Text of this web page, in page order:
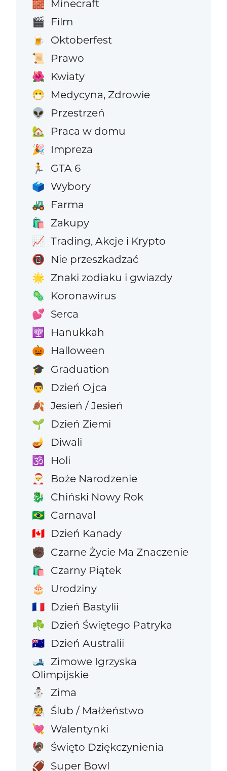
🧱 Minecraft
🎬 Film
🍺 Oktoberfest
📜 Prawo
🌺 Kwiaty
😷 Medycyna, Zdrowie
👽 Przestrzeń
🏡 Praca w domu
🎉 Impreza
🏃 GTA 6
🗳️ Wybory
🚜 Farma
🛍️ Zakupy
📈 Trading, Akcje i Krypto
📵 Nie przeszkadzać
🌟 Znaki zodiaku i gwiazdy
🦠 Koronawirus
💕 Serca
🕎 Hanukkah
🎃 Halloween
🎓 Graduation
👨 Dzień Ojca
🍂 Jesień / Jesień
🌱 Dzień Ziemi
🪔 Diwali
🕉️ Holi
🎅 Boże Narodzenie
🐉 Chiński Nowy Rok
🇧🇷 Carnaval
🇨🇦 Dzień Kanady
✊🏿 Czarne Życie Ma Znaczenie
🛍️ Czarny Piątek
🎂 Urodziny
🇫🇷 Dzień Bastylii
☘️ Dzień Świętego Patryka
🇦🇺 Dzień Australii
🎿 Zimowe Igrzyska
Olimpijskie
⛄ Zima
👰 Ślub / Małżeństwo
💘 Walentynki
🦃 Święto Dziękczynienia
🏈 Super Bowl